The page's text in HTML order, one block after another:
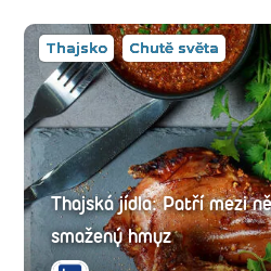
Thajsko Chutě světa
Thajská jídla: Patří mezi
smažený hmyz